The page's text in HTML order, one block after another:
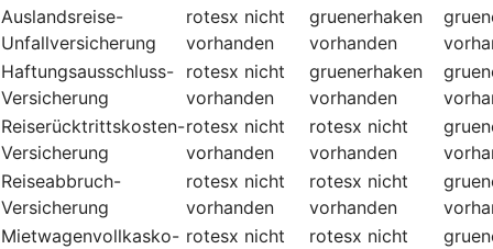
Auslandsreise-
Unfallversicherung
rotesx nicht
vorhanden
gruenerhaken
vorhanden
Haftungsausschluss-
Versicherung
rotesx nicht
vorhanden
gruenerhaken
vorhanden
Reiserücktrittskosten-
Versicherung
rotesx nicht
vorhanden
rotesx nicht
vorhanden
Reiseabbruch-
Versicherung
rotesx nicht
vorhanden
rotesx nicht
vorhanden
Mietwagenvollkasko- rotesx nicht
rotesx nicht